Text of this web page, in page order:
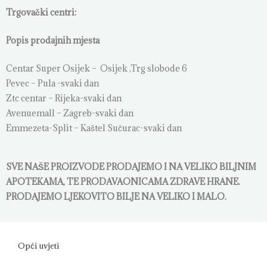
Trgovački centri:
Popis prodajnih mjesta
Centar Super Osijek – Osijek ,Trg slobode 6
Pevec – Pula -svaki dan
Ztc centar – Rijeka-svaki dan
Avenuemall – Zagreb-svaki dan
Emmezeta-Split – Kaštel Sučurac-svaki dan
SVE NAŠE PROIZVODE PRODAJEMO I NA VELIKO BILJNIM
APOTEKAMA, TE PRODAVAONICAMA ZDRAVE HRANE.
PRODAJEMO LJEKOVITO BILJE NA VELIKO I MALO.
Opći uvjeti